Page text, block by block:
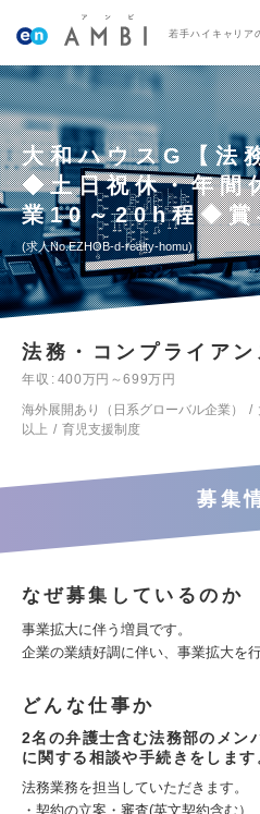
若手ハイキャリア
大和ハウスG【法
◆土日祝休・年間
業10～20h程◆賞
求人No.EZHOB-d-realty-homu
法務・コンプライアン
年収
400万円～699万円
海外展開あり（日系グローバル企業）
以上
育児支援制度
募集
なぜ募集しているのか
事業拡大に伴う増員です。
企業の業績好調に伴い、事業拡大を
どんな仕事か
2名の弁護士含む法務部のメン
に関する相談や手続きをします
法務業務を担当していただきます。
・契約の立案・審査(英文契約含む）